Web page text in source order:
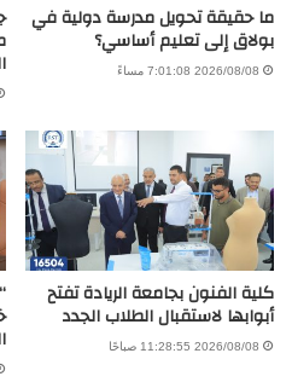
ما حقيقة تحويل مدرسة دولية في
بولاق إلى تعليم أساسي؟
2026/08/08 7:01:08 مساءً
كلية الفنون بجامعة الريادة تفتح
أبوابها لاستقبال الطلاب الجدد
2026/08/08 11:28:55 صباحًا